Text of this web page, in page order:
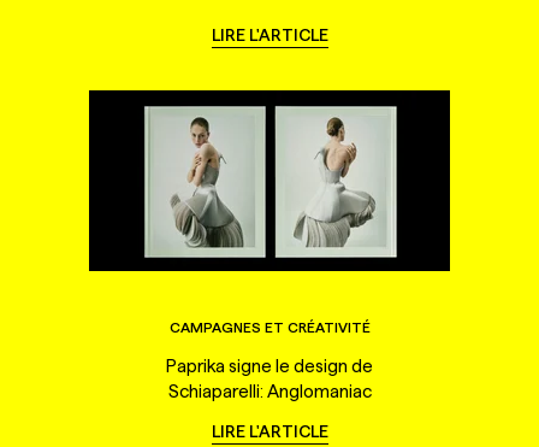
LIRE L'ARTICLE
CAMPAGNES ET CRÉATIVITÉ
Paprika signe le design de
Schiaparelli: Anglomaniac
LIRE L'ARTICLE